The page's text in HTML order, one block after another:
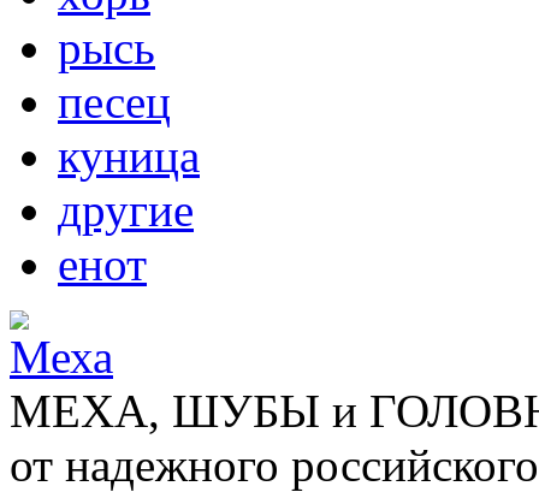
рысь
песец
куница
другие
енот
МЕХА, ШУБЫ и
от надежного